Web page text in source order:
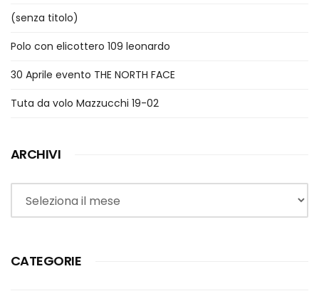
(senza titolo)
Polo con elicottero 109 leonardo
30 Aprile evento THE NORTH FACE
Tuta da volo Mazzucchi 19-02
ARCHIVI
Archivi
CATEGORIE